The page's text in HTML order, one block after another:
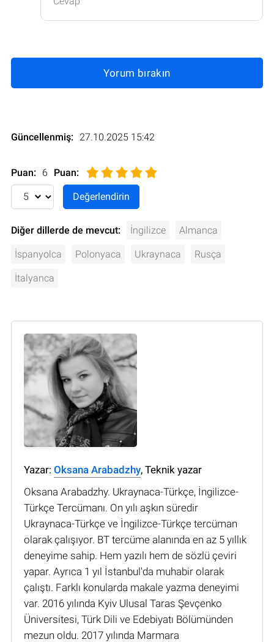
Yorum bırakın
Güncellenmiş: 27.10.2025 15:42
Puan: 6 Puan:
Diğer dillerde de mevcut: İngilizce Almanca
İspanyolca Polonyaca Ukraynaca Rusça
İtalyanca
Yazar: Oksana Arabadzhy, Teknik yazar
Oksana Arabadzhy. Ukraynaca-Türkçe, İngilizce-
Türkçe Tercümanı. On yılı aşkın süredir
Ukraynaca-Türkçe ve İngilizce-Türkçe tercüman
olarak çalışıyor. BT tercüme alanında en az 5 yıllık
deneyime sahip. Hem yazılı hem de sözlü çeviri
yapar. Ayrıca 1 yıl İstanbul'da muhabir olarak
çalıştı. Farklı konularda makale yazma deneyimi
var. 2016 yılında Kyiv Ulusal Taras Şevçenko
Üniversitesi, Türk Dili ve Edebiyatı Bölümünden
mezun oldu. 2017 yılında Marmara